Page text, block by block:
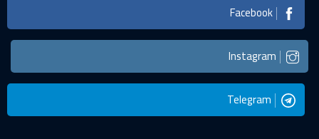
Facebook
Instagram
Telegram